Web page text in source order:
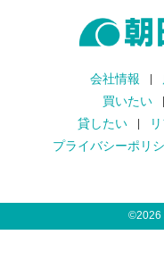
会社情報
買いたい
貸したい
プライバシーポリ
©2026